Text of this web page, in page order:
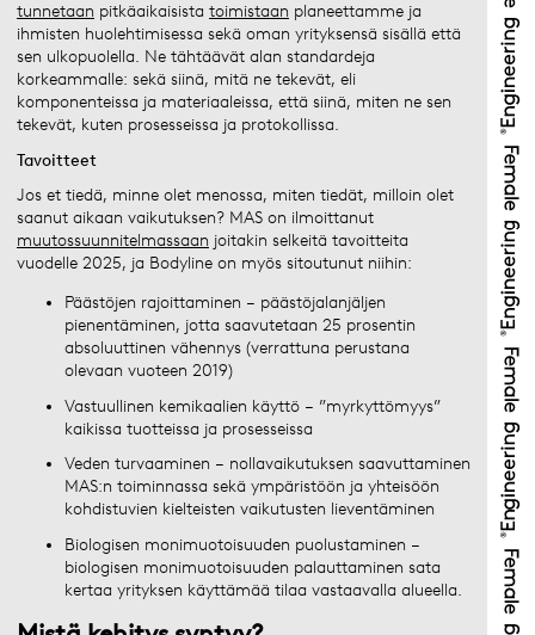
tunnetaan pitkäaikaisista toimistaan planeettamme ja
ihmisten huolehtimisessa sekä oman yrityksensä sisällä että
sen ulkopuolella. Ne tähtäävät alan standardeja
korkeammalle: sekä siinä, mitä ne tekevät, eli
komponenteissa ja materiaaleissa, että siinä, miten ne sen
tekevät, kuten prosesseissa ja protokollissa. ​
Tavoitteet
Jos et tiedä, minne olet menossa, miten tiedät, milloin olet
saanut aikaan vaikutuksen? MAS on ilmoittanut
muutossuunnitelmassaan joitakin selkeitä tavoitteita
vuodelle 2025, ja Bodyline on myös sitoutunut niihin:
Päästöjen rajoittaminen – päästöjalanjäljen
pienentäminen, jotta saavutetaan 25 prosentin
absoluuttinen vähennys (verrattuna perustana
olevaan vuoteen 2019)
Vastuullinen kemikaalien käyttö – ”myrkyttömyys”
kaikissa tuotteissa ja prosesseissa
Veden turvaaminen – nollavaikutuksen saavuttaminen
MAS:n toiminnassa sekä ympäristöön ja yhteisöön
kohdistuvien kielteisten vaikutusten lieventäminen
Biologisen monimuotoisuuden puolustaminen –
biologisen monimuotoisuuden palauttaminen sata
kertaa yrityksen käyttämää tilaa vastaavalla alueella.